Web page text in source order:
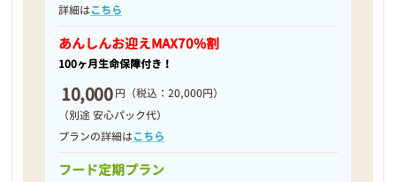
詳細はこちら
あんしんお迎えMAX70%割
100ヶ月生命保障付き！
10,000 円 （税込：20,000円）
（別途 安心パック代）
プランの詳細はこちら
フード定期プラン